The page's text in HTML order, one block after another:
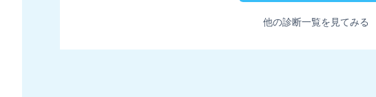
他の診断一覧を見てみる